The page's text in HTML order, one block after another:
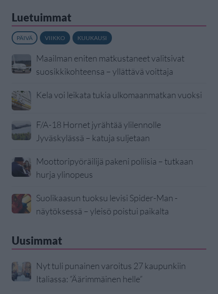
Luetuimmat
PÄIVÄ VIIKKO KUUKAUSI
Maailman eniten matkustaneet valitsivat
suosikkikohteensa – yllättävä voittaja
Kela voi leikata tukia ulkomaanmatkan vuoksi
F/A-18 Hornet jyrähtää ylilennolle
Jyväskylässä – katuja suljetaan
Moottoripyöräilijä pakeni poliisia – tutkaan
hurja ylinopeus
Suolikaasun tuoksu levisi Spider-Man -
näytöksessä – yleisö poistui paikalta
Uusimmat
Nyt tuli punainen varoitus 27 kaupunkiin
Italiassa: ”Äärimmäinen helle”